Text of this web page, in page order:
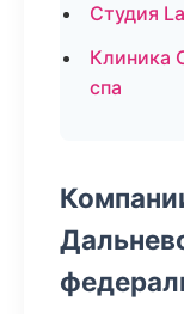
Студия
Клиника
спа